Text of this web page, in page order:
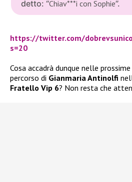
detto: “Chiav***i con Sophie”.
https://twitter.com/
s=20
Cosa accadrà dunque nelle
percorso di Gianmaria Antinolfi
Fratello Vip 6? Non resta che